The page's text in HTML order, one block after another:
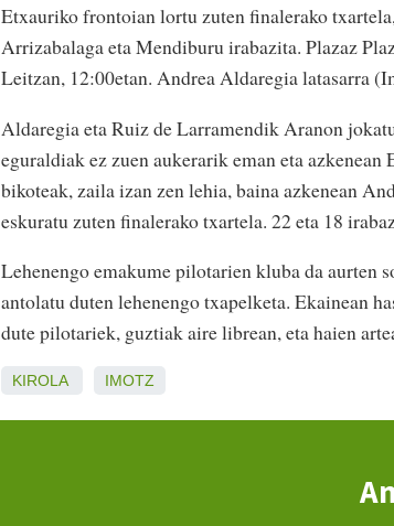
Etxauriko frontoian lortu zuten finalerako
Arrizabalaga eta Mendiburu irabazita. Plazaz
Leitzan, 12:00etan. Andrea Aldaregia latasarra
Aldaregia eta Ruiz de Larramendik Aranon
eguraldiak ez zuen aukerarik eman eta
bikoteak, zaila izan zen lehia, baina azkenean
eskuratu zuten finalerako txartela. 22 eta 18
Lehenengo emakume pilotarien kluba da aurten
antolatu duten lehenengo txapelketa. Ekainean
dute pilotariek, guztiak aire librean, eta haien
KIROLA IMOTZ